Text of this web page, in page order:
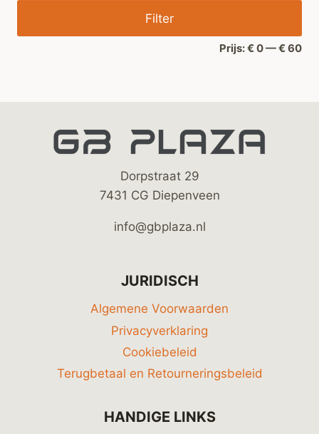
Filter
Prijs:€ 0—€ 60
Dorpstraat 29
7431 CG Diepenveen
info@gbplaza.nl
JURIDISCH
Algemene Voorwaarden
Privacyverklaring
Cookiebeleid
Terugbetaal en Retourneringsbeleid
HANDIGE LINKS